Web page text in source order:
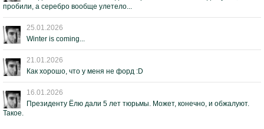
пробили, а серебро вообще улетело...
25.01.2026
Winter is coming...
21.01.2026
Как хорошо, что у меня не форд :D
16.01.2026
Президенту Ёлю дали 5 лет тюрьмы. Может, конечно, и обжалуют.
Такое.